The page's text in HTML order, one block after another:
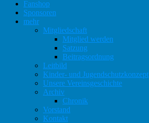
Fanshop
Sponsoren
mehr
Mitgliedschaft
Mitglied werden
Satzung
Beitragsordnung
Leitbild
Kinder- und Jugendschutzkonzept
Unsere Vereinsgeschichte
Archiv
Chronik
Vorstand
Kontakt